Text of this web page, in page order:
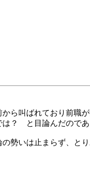
ら叫ばれており前職
は？ と目論んだのであ
勢いは止まらず、と